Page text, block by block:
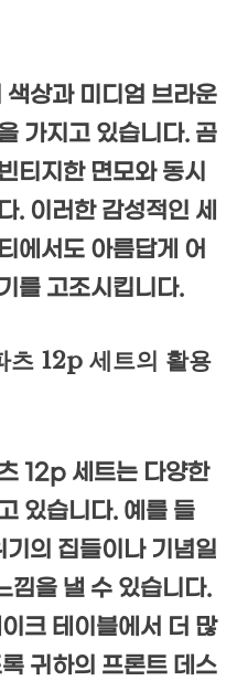
상과 미디엄 브라운
가지고 있습니다. 곰
티지한 면모와 동시
. 이러한 감성적인 세
에서도 아름답게 어
를 고조시킵니다.
츠 12p 세트의 활용
12p 세트는 다양한
있습니다. 예를 들
의 집들이나 기념일
낌을 낼 수 있습니다.
크 테이블에서 더 많
귀하의 프론트 데스